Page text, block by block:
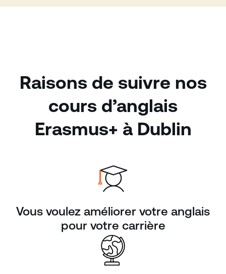
Raisons de suivre nos
cours d’anglais
Erasmus+ à Dublin
Vous voulez améliorer votre anglais
pour votre carrière